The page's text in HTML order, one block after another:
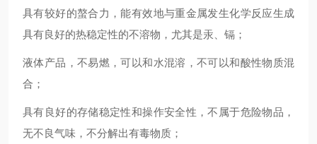
具有较好的螯合力，能有效地与重金属发生化学反应生成
具有良好的热稳定性的不溶物，尤其是汞、镉；
液体产品，不易燃，可以和水混溶，不可以和酸性物质混
合；
具有良好的存储稳定性和操作安全性，不属于危险物品，
无不良气味，不分解出有毒物质；